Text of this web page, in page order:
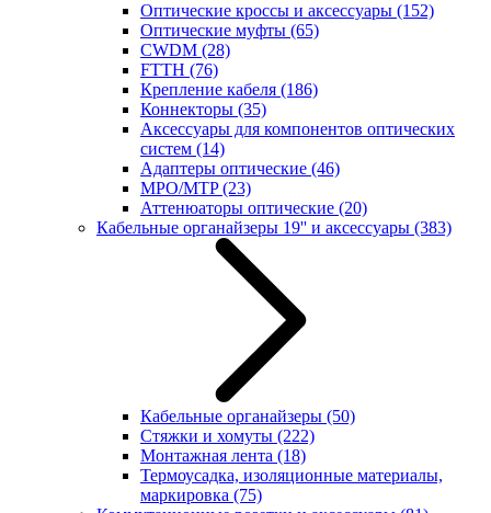
Оптические кроссы и аксессуары (152)
Оптические муфты (65)
CWDM (28)
FTTH (76)
Крепление кабеля (186)
Коннекторы (35)
Аксессуары для компонентов оптических
систем (14)
Адаптеры оптические (46)
MPO/MTP(23)
Аттенюаторы оптические (20)
Кабельные органайзеры 19'' и аксессуары (383)
Кабельные органайзеры (50)
Стяжки и хомуты (222)
Монтажная лента (18)
Термоусадка, изоляционные материалы,
маркировка (75)